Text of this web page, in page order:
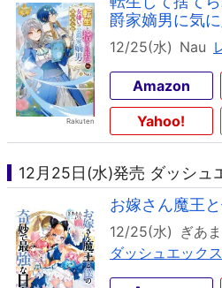
爵家嫡男に気
12/25(水) Nau
Amazon
Yahoo!
12月25日(水)発売 ダッシュ
お嫁さん魔王
12/25(水) ぎあ
ダッシュエック